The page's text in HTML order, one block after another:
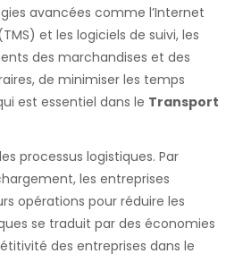
avancées comme l’Internet
et les logiciels de suivi, les
des marchandises et des
de minimiser les temps
est essentiel dans le Transport
processus logistiques. Par
les entreprises
opérations pour réduire les
se traduit par des économies
des entreprises dans le